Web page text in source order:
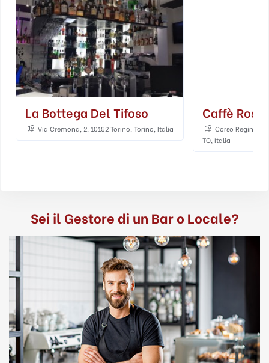
La Bottega Del Tifoso
Via Cremona, 2, 10152 Torino, Torino, Italia
Caffè
Corso Regina
TO, Italia
Sei il Gestore di un Bar o Locale?